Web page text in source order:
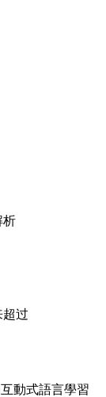
析
超过
動式語言學習